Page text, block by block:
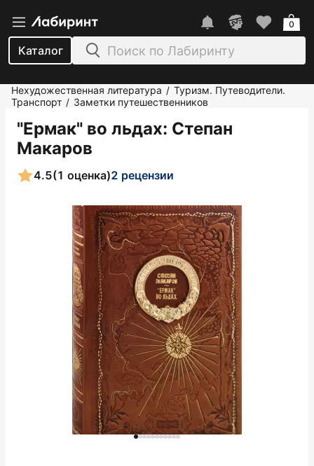
Каталог
0
Нехудожественная литература / Туризм. Путеводители.
Транспорт / Заметки путешественников
"Ермак" во льдах: Степан
Макаров
4.5(1 оценка)2 рецензии